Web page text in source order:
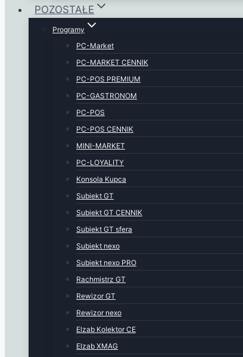
POZOSTAŁE
Programy
PC-Market
PC-MARKET CENNIK
PC-POS PREMIUM
PC-GASTRONOM
PC-POS
PC-POS CENNIK
MINI-MARKET
PC-LOYALITY
Konsola Kupca
Subiekt GT
Subiekt GT CENNIK
Subiekt GT sfera
Subiekt nexo
Subiekt nexo PRO
Rachmistrz GT
Rewizor GT
Rewizor nexo
Elzab Kolektor CE
Elzab XMAG